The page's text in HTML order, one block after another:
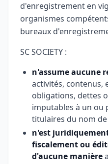
d'enregistrement en
organismes
bureaux
SC SOCIETY :
n'assume aucune
activités, contenus,
obligations, dettes
imputables à un ou
titulaires du nom
n'est
fiscalement ou
d'aucune manière